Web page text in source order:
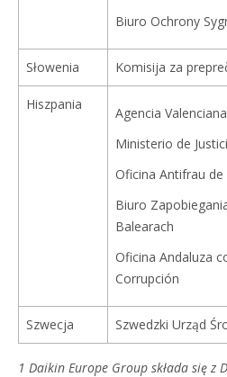
Biuro Ochrony
Słowenia Komisija za
Hiszpania
Agencia
Ministerio de
Oficina Antifrau de
Biuro
Balearach
Oficina Andaluza
Corrupción
Szwecja Szwedzki Urząd
1 Daikin Europe Group składa się z